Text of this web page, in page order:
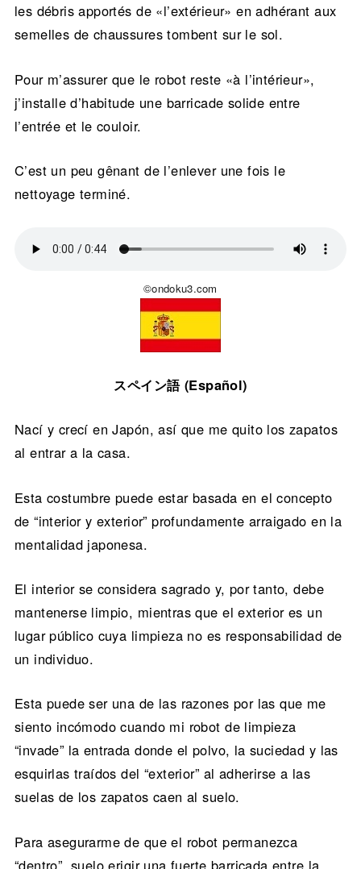
les débris apportés de «l’extérieur» en adhérant aux
semelles de chaussures tombent sur le sol.
Pour m’assurer que le robot reste «à l’intérieur»,
j’installe d’habitude une barricade solide entre
l’entrée et le couloir.
C’est un peu gênant de l’enlever une fois le
nettoyage terminé.
©ondoku3.com
スペイン語 (Español)
Nací y crecí en Japón, así que me quito los zapatos
al entrar a la casa.
Esta costumbre puede estar basada en el concepto
de “interior y exterior” profundamente arraigado en la
mentalidad japonesa.
El interior se considera sagrado y, por tanto, debe
mantenerse limpio, mientras que el exterior es un
lugar público cuya limpieza no es responsabilidad de
un individuo.
Esta puede ser una de las razones por las que me
siento incómodo cuando mi robot de limpieza
“invade” la entrada donde el polvo, la suciedad y las
esquirlas traídos del “exterior” al adherirse a las
suelas de los zapatos caen al suelo.
Para asegurarme de que el robot permanezca
“dentro”, suelo erigir una fuerte barricada entre la